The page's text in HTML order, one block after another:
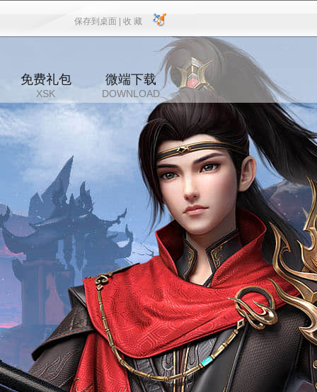
保存到桌面 |
保存到桌面 收 藏
收 藏
免费礼包
XSK
微端下载
DOWNLOAD